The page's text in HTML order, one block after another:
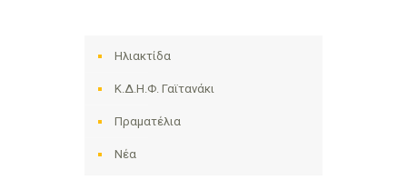
Ηλιακτίδα
Κ.Δ.Η.Φ. Γαϊτανάκι
Πραματέλια
Νέα